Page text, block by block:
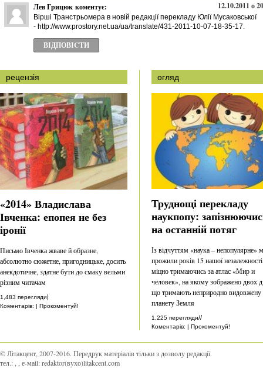
Лев Грицюк коментує: 12.10.2011 о
Вірші Транстрьомера в новій редакції перекладу Юлії Мусаковської
- http://www.prostory.net.ua/ua/translate/431-2011-10-07-18-35-17.
ВІДПОВІCТИ
рецензія
«2014» Владислава
Івченка: епопея не без
іронії
Письмо Івченка жваве й образне,
абсолютно сюжетне, пригодницьке, досить
анекдотичне, здатне бути до смаку вельми
різним читачам
1,483 перегляди|
Коментарів: | Прокоментуй!
огляд
Труднощі перекладу
наукпопу:
на останній потяг
Із відчуттям «наука – непопулярне»
прожили років 15 нашої
міцно тримаючись за атлас «Мир и
человек», на якому зображено двох
що тримають неприродно видовжену
планету Земля
1,225 перегляди//
Коментарів: | Прокоментуй!
© Літакцент, 2007-2016. Передрук матеріалів тільки з дозволу редакції.
тел.:
, е-маіl:redaktor(вухо)litakcent.com